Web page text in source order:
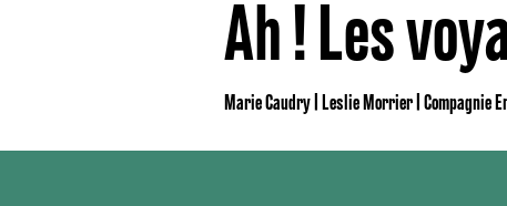
Ah ! Les
Marie Caudry | Leslie Morrier | Compagnie